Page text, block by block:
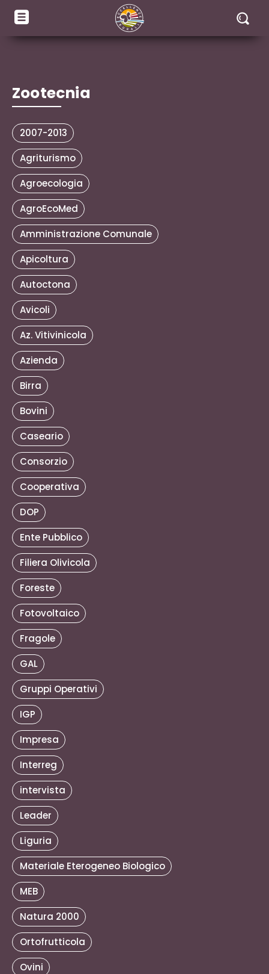
Zootecnia
2007-2013
Agriturismo
Agroecologia
AgroEcoMed
Amministrazione Comunale
Apicoltura
Autoctona
Avicoli
Az. Vitivinicola
Azienda
Birra
Bovini
Caseario
Consorzio
Cooperativa
DOP
Ente Pubblico
Filiera Olivicola
Foreste
Fotovoltaico
Fragole
GAL
Gruppi Operativi
IGP
Impresa
Interreg
intervista
Leader
Liguria
Materiale Eterogeneo Biologico
MEB
Natura 2000
Ortofrutticola
Ovini